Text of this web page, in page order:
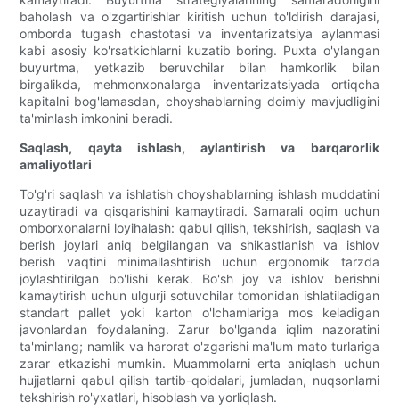
baholash va o'zgartirishlar kiritish uchun to'ldirish darajasi,
omborda tugash chastotasi va inventarizatsiya aylanmasi
kabi asosiy ko'rsatkichlarni kuzatib boring. Puxta o'ylangan
buyurtma, yetkazib beruvchilar bilan hamkorlik bilan
birgalikda, mehmonxonalarga inventarizatsiyada ortiqcha
kapitalni bog'lamasdan, choyshablarning doimiy mavjudligini
ta'minlash imkonini beradi.
Saqlash, qayta ishlash, aylantirish va barqarorlik
amaliyotlari
To'g'ri saqlash va ishlatish choyshablarning ishlash muddatini
uzaytiradi va qisqarishini kamaytiradi. Samarali oqim uchun
omborxonalarni loyihalash: qabul qilish, tekshirish, saqlash va
berish joylari aniq belgilangan va shikastlanish va ishlov
berish vaqtini minimallashtirish uchun ergonomik tarzda
joylashtirilgan bo'lishi kerak. Bo'sh joy va ishlov berishni
kamaytirish uchun ulgurji sotuvchilar tomonidan ishlatiladigan
standart pallet yoki karton o'lchamlariga mos keladigan
javonlardan foydalaning. Zarur bo'lganda iqlim nazoratini
ta'minlang; namlik va harorat o'zgarishi ma'lum mato turlariga
zarar etkazishi mumkin. Muammolarni erta aniqlash uchun
hujjatlarni qabul qilish tartib-qoidalari, jumladan, nuqsonlarni
tekshirish ro'yxatlari, hisoblash va yorliqlash.